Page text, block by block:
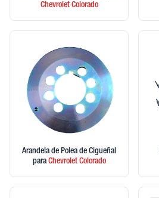
ChevroletColorado
Arandela de Polea de Cigueñal
paraChevroletColorado